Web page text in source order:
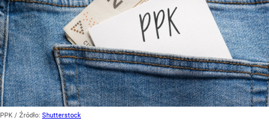
PPK / Źródło: Shutterstock